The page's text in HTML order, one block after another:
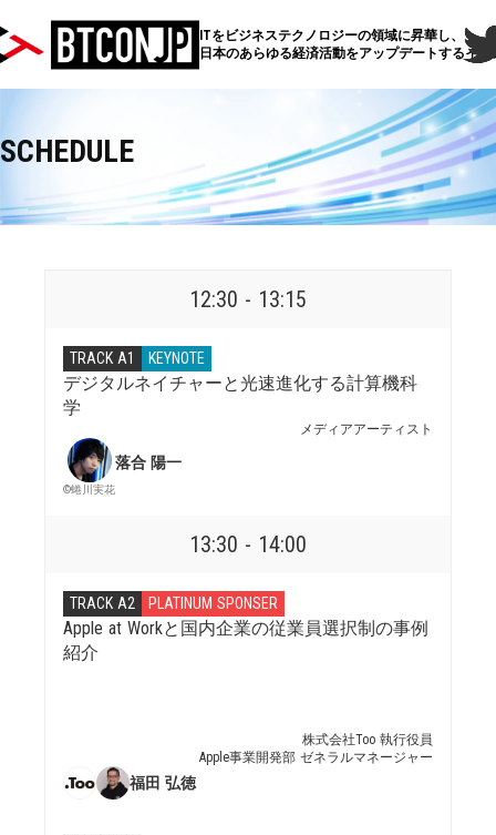
ITをビジネステクノロジーの領域に昇華し、
日本のあらゆる経済活動をアップデートするイベ
SCHEDULE
12:30 - 13:15
TRACK A1 KEYNOTE
デジタルネイチャーと光速進化する計算機科
学
メディアアーティスト
©蜷川実花
落合 陽一
13:30 - 14:00
TRACK A2 PLATINUM SPONSER
Apple at Workと国内企業の従業員選択制の事例
紹介
株式会社Too 執行役員
Apple事業開発部 ゼネラルマネージャー
福田 弘徳